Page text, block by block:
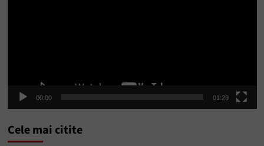
00:00 01:29
Cele mai citite